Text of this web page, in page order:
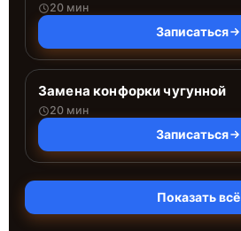
20 мин
Записаться
Замена конфорки чугунной
20 мин
Записаться
Показать всё